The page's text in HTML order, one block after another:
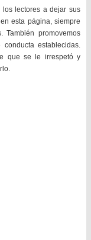
lectores a dejar sus
esta página, siempre
promovemos
establecidas.
que se le irrespetó y